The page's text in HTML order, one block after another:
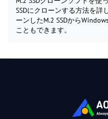
SSDにクローンする方法を詳
ーンしたM.2 SSDから
こともできます。